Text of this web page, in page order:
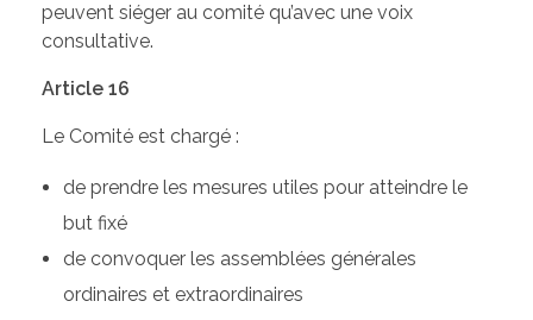
peuvent siéger au comité qu’avec une voix
consultative.
Article 16
Le Comité est chargé :
de prendre les mesures utiles pour atteindre le
but fixé
de convoquer les assemblées générales
ordinaires et extraordinaires